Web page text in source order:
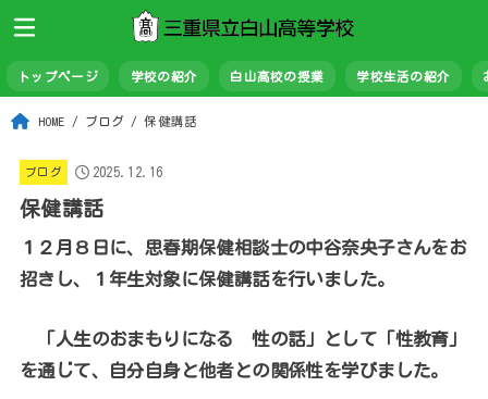
トップページ 学校の紹介 白山高校の授業 学校生活の紹介
HOME ブログ 保健講話
ブログ 2025.12.16
保健講話
１２月８日に、思春期保健相談士の中谷奈央子さんをお
招きし、１年生対象に保健講話を行いました。
「人生のおまもりになる 性の話」として「性教育」
を通じて、自分自身と他者との関係性を学びました。